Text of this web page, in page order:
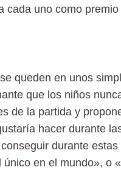
cada uno como
se queden en unos
que los niños
de la partida y
hacer durante
durante estas
en el mundo», o